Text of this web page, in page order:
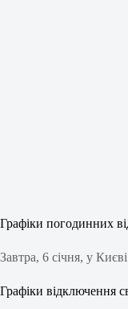
Графіки погодинних
Завтра, 6 січня, у
Графіки відключення